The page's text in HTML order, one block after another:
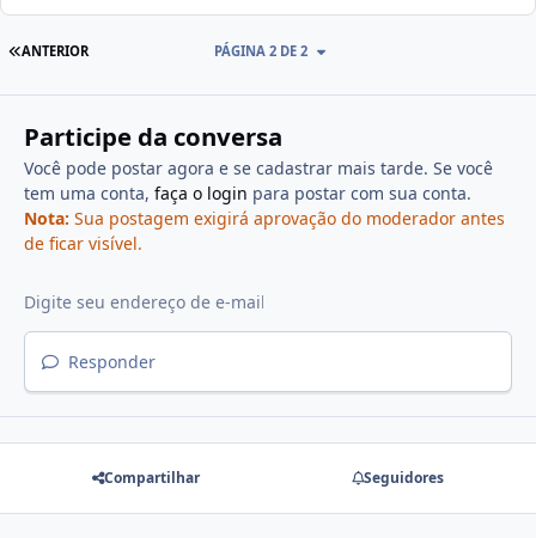
ANTERIOR PÁGINA 2 DE 2
Participe da conversa
Você pode postar agora e se cadastrar mais tarde. Se você
tem uma conta, faça o login para postar com sua conta.
Nota: Sua postagem exigirá aprovação do moderador antes
de ficar visível.
Responder
Compartilhar Seguidores